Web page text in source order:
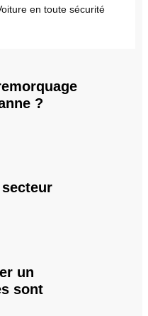
en toute sécurité
?
un
sont